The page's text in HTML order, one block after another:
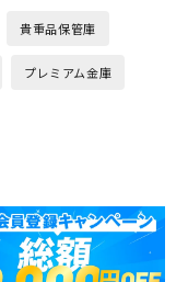
貴重品保管庫
プレミアム金庫